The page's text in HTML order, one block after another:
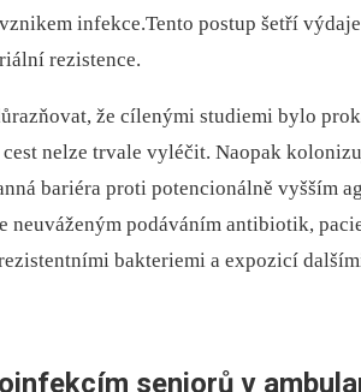
infekce.Tento postup šetří
rezistence.
že cílenými studiemi bylo
nelze trvale vyléčit. Naopak
bariéra proti potencionálně vyšším
podáváním antibiotik,
bakteriemi a expozicí
seniorů v